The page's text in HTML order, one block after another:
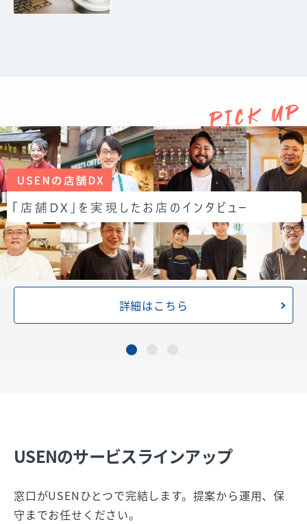
詳細はこちら
USENのサービスラインアップ
窓口がUSENひとつで完結します。提案から運用、保
守までお任せください。